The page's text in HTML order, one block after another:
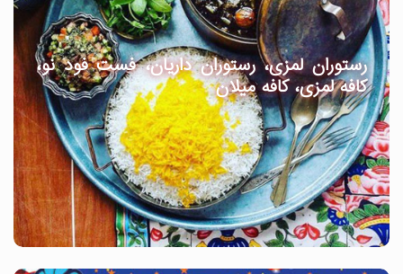
رستوران لمزی، رستوران داریان، فست فود نو،
کافه لمزی، کافه میلان